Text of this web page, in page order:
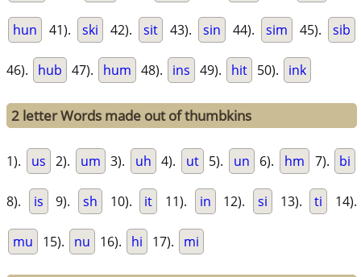
hun 41). ski 42). sit 43). sin 44). sim 45). sib
46). hub 47). hum 48). ins 49). hit 50). ink
2 letter Words made out of thumbkins
1). us 2). um 3). uh 4). ut 5). un 6). hm 7). bi
8). is 9). sh 10). it 11). in 12). si 13). ti 14).
mu 15). nu 16). hi 17). mi